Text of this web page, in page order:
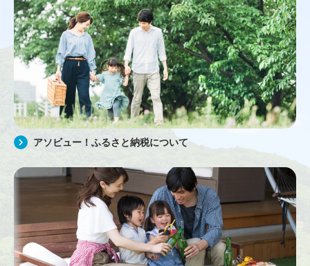
アソビュー！ふるさと納税について